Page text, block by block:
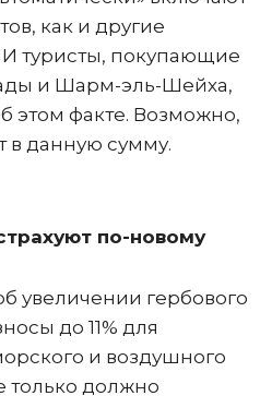
как и другие
туристы, покупающие
и Шарм-эль-Шейха,
этом факте. Возможно,
в данную сумму.
по-новому
увеличении гербового
до 11% для
и воздушного
только должно